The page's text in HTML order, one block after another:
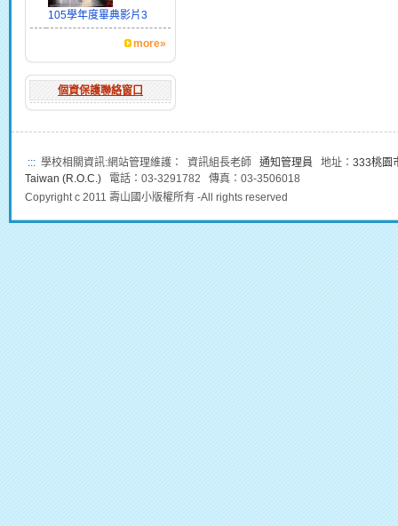
105學年度畢典影片3
more»
個資保護聯絡窗口
::: 學校相關資訊:網站管理維護： 資訊組長老師 通知管理員 地址： 333桃園
Taiwan (R.O.C.) 電話：03-3291782 傳真：03-3506018
Copyright c 2011 壽山國小版權所有 -All rights reserved